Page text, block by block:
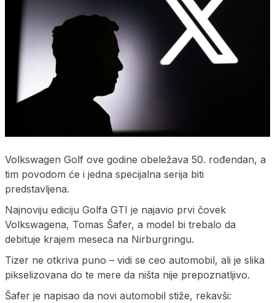
Volkswagen Golf ove godine obeležava 50. rođendan, a
tim povodom će i jedna specijalna serija biti
predstavljena.
Najnoviju ediciju Golfa GTI je najavio prvi čovek
Volkswagena, Tomas Šafer, a model bi trebalo da
debituje krajem meseca na Nirburgringu.
Tizer ne otkriva puno – vidi se ceo automobil, ali je slika
pikselizovana do te mere da ništa nije prepoznatljivo.
Šafer je napisao da novi automobil stiže, rekavši: